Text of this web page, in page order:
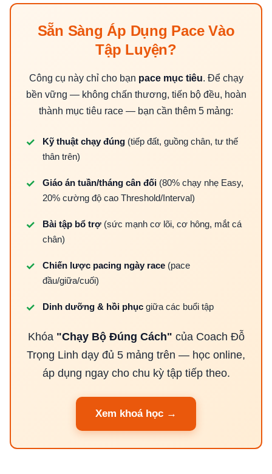
Sẵn Sàng Áp Dụng Pace Vào
Tập Luyện?
Công cụ này chỉ cho bạn pace mục tiêu. Để chạy
bền vững — không chấn thương, tiến bộ đều, hoàn
thành mục tiêu race — bạn cần thêm 5 mảng:
Kỹ thuật chạy đúng (tiếp đất, guồng chân, tư thế
thân trên)
Giáo án tuần/tháng cân đối (80% chạy nhẹ Easy,
20% cường độ cao Threshold/Interval)
Bài tập bổ trợ (sức mạnh cơ lõi, cơ hông, mắt cá
chân)
Chiến lược pacing ngày race (pace
đầu/giữa/cuối)
Dinh dưỡng & hồi phục giữa các buổi tập
Khóa "Chạy Bộ Đúng Cách" của Coach Đỗ
Trọng Linh dạy đủ 5 mảng trên — học online,
áp dụng ngay cho chu kỳ tập tiếp theo.
Xem khoá học →